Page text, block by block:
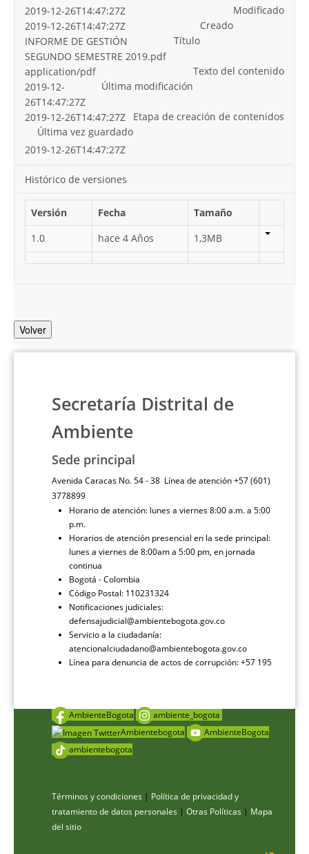
Modificado
2019-12-26T14:47:27Z
Creado
2019-12-26T14:47:27Z
Título
INFORME DE GESTIÓN
SEGUNDO SEMESTRE 2019.pdf
Texto del contenido
application/pdf
Última modificación
2019-12-
26T14:47:27Z
Etapa de creación de contenidos
2019-12-26T14:47:27Z
Última vez guardado
2019-12-26T14:47:27Z
Histórico de versiones
Versión Fecha
Tamaño
1.0
hace 4 Años 1,3MB
Volver
Secretaría Distrital de
Ambiente
Sede principal
Avenida Caracas No. 54 - 38 Línea de atención +57 (601)
3778899
Horario de atención: lunes a viernes 8:00 a.m. a 5:00
p.m.
Horarios de atención presencial en la sede principal:
lunes a viernes de 8:00am a 5:00 pm, en jornada
continua
Bogotá - Colombia
Código Postal: 110231324
Notificaciones judiciales:
defensajudicial@ambientebogota.gov.co
Servicio a la ciudadanía:
atencionalciudadano@ambientebogota.gov.co
Línea para denuncia de actos de corrupción: +57 195
AmbienteBogota
ambiente_bogota
Ambientebogota
AmbienteBogota
ambientebogota
Términos y condiciones | Política de privacidad y
tratamiento de datos personales | Otras Políticas | Mapa
del sitio